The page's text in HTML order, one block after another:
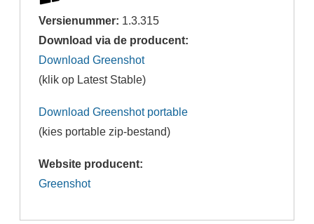
Versienummer: 1.3.315
Download via de producent:
Download Greenshot
(klik op Latest Stable)
Download Greenshot portable
(kies portable zip-bestand)
Website producent:
Greenshot